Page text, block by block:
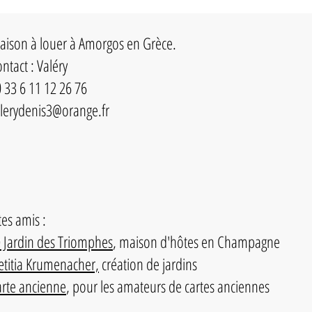
à louer à Amorgos en Grèce.
: Valéry
33 6 11 12 26 76
amis :
Jardin des Triomphes, maison d'hôtes en Champagne
Krumenacher,création de jardins
ancienne, pour les amateurs de cartes anciennes